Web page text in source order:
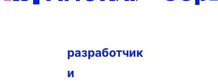
разработчик
и